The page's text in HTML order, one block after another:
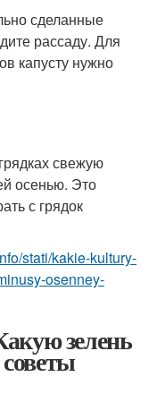
сделанные
рассаду. Для
капусту нужно
свежую
осенью. Это
с грядок
stati/kakie-kultury-
osenney-
зелень